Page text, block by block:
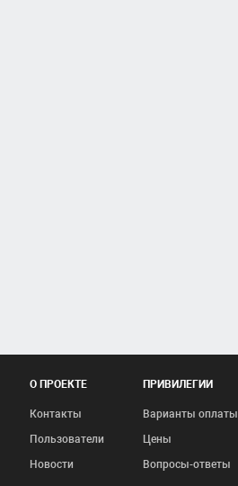
О ПРОЕКТЕ
Контакты
Пользователи
Новости
ПРИВИЛЕГИИ
Варианты оплаты
Цены
Вопросы-ответы